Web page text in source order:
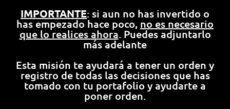
IMPORTANTE: si aun no has invertido o
has empezado hace poco, no es necesario
que lo realices ahora. Puedes adjuntarlo
más adelante
Esta misión te ayudará a tener un orden y
registro de todas las decisiones que has
tomado con tu portafolio y ayudarte a
poner orden.